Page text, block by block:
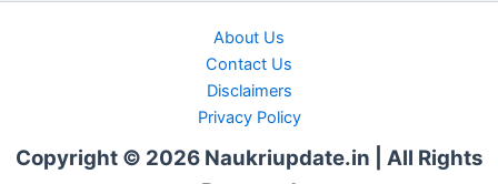
About Us
Contact Us
Disclaimers
Privacy Policy
Copyright © 2026 Naukriupdate.in | All Rights